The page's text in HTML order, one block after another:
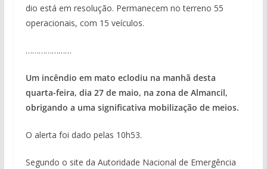
dio está em resolução. Permanecem no terreno 55
operacionais, com 15 veículos.
…………………
Um incêndio em mato eclodiu na manhã desta
quarta-feira, dia 27 de maio, na zona de Almancil,
obrigando a uma significativa mobilização de meios.
O alerta foi dado pelas 10h53.
Segundo o site da Autoridade Nacional de Emergência